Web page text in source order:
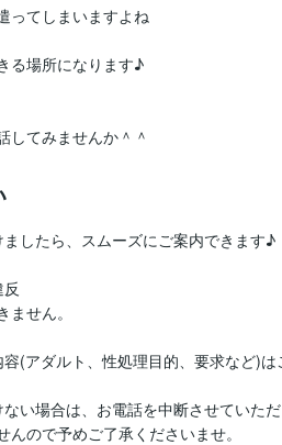
ってしまいますよね
る場所になります♪
してみませんか＾＾
したら、スムーズにご案内できます♪
せん。
(アダルト、性処理目的、要求など)は
い場合は、お電話を中断させていただ
ので予めご了承くださいませ。